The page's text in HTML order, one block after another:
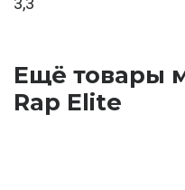
Ещё товары
Rap Elite